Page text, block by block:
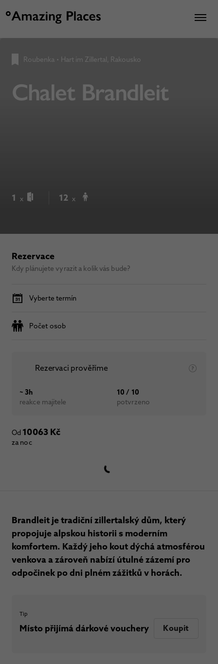
Roubenka • Hart im Zillertal, Rakousko
Chalet Brandleit
1 x 12 x
Rezervace
Kdy plánujete vyrazit a kolik vás bude?
Vyberte termín
Počet osob
Rezervaci prověříme
~ 3h
reakce majitele
10 / 10
potvrzeno
Od 10063 Kč
za noc
Brandleit je tradiční zillertalský dům, který
propojuje alpskou historii s moderním
komfortem. Každý jeho kout dýchá atmosférou
venkova a zároveň nabízí útulné zázemí pro
odpočinek po dni plném zážitků v horách.
Tip
Místo přijímá dárkové vouchery Koupit